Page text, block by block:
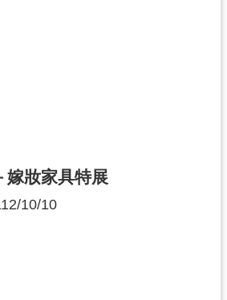
嫁妝家具特展
10/10